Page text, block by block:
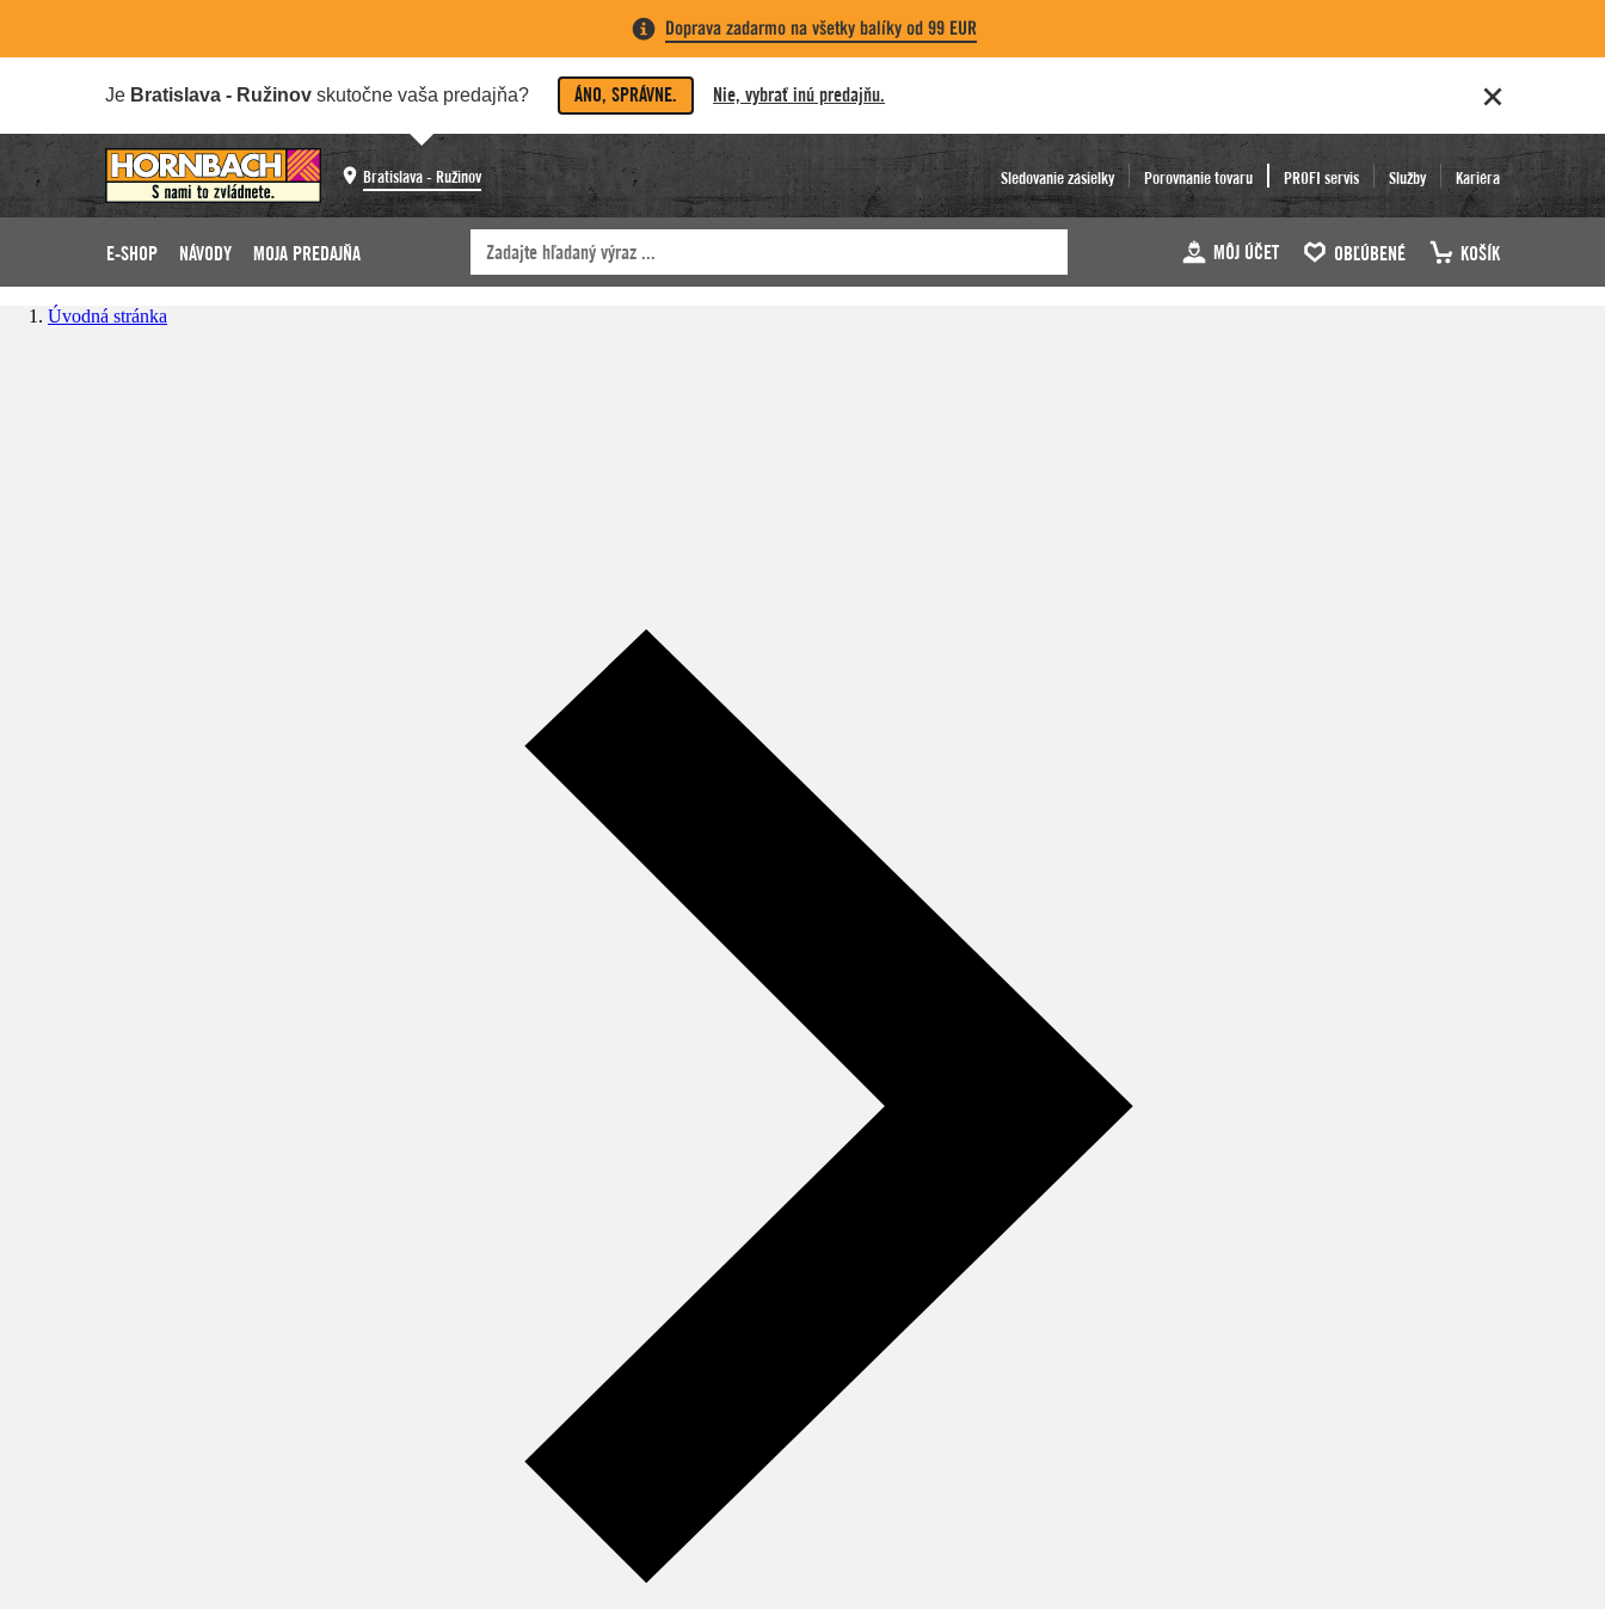
Doprava zadarmo na všetky balíky od 99 EUR
Je Bratislava - Ružinov skutočne vaša predajňa? ÁNO, SPRÁVNE. Nie, vybrať inú predajňu.
Bratislava - Ružinov Sledovanie zásielky Porovnanie tovaru PROFI servis Služby Kariéra
E-SHOP NÁVODY MOJA PREDAJŇA MÔJ ÚČET OBĽÚBENÉ KOŠÍK
Úvodná stránka